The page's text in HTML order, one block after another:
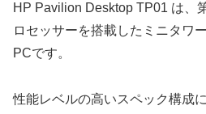
HP Pavilion Desktop TP01 は、
ロセッサーを搭載したミニタワ
PCです。
性能レベルの高いスペック構成